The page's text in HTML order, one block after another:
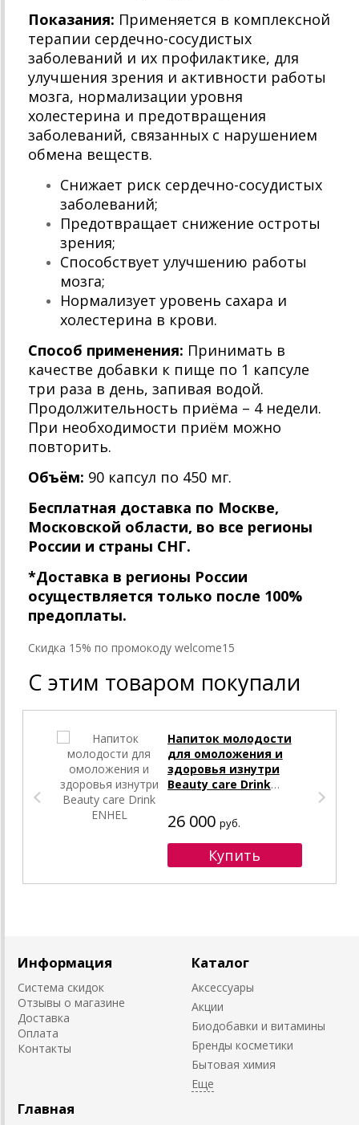
Показания: Применяется в комплексной
терапии сердечно-сосудистых
заболеваний и их профилактике, для
улучшения зрения и активности работы
мозга, нормализации уровня
холестерина и предотвращения
заболеваний, связанных с нарушением
обмена веществ.
Снижает риск сердечно-сосудистых
заболеваний;
Предотвращает снижение остроты
зрения;
Способствует улучшению работы
мозга;
Нормализует уровень сахара и
холестерина в крови.
Способ применения: Принимать в
качестве добавки к пище по 1 капсуле
три раза в день, запивая водой.
Продолжительность приёма – 4 недели.
При необходимости приём можно
повторить.
Объём: 90 капсул по 450 мг.
Бесплатная доставка по Москве,
Московской области, во все регионы
России и страны СНГ.
*Доставка в регионы России
осуществляется только после 100%
предоплаты.
Cкидка 15% по промокоду welcome15
С этим товаром покупали
Напиток молодости
для омоложения и
здоровья изнутри
Beauty care Drink
26 000 руб.
Информация
Система скидок
Отзывы о магазине
Доставка
Оплата
Контакты
Каталог
Аксессуары
Акции
Биодобавки и витамины
Бренды косметики
Бытовая химия
Главная